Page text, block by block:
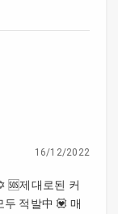
16/12/2022
🆘제대로된 커
적발中 💟 매